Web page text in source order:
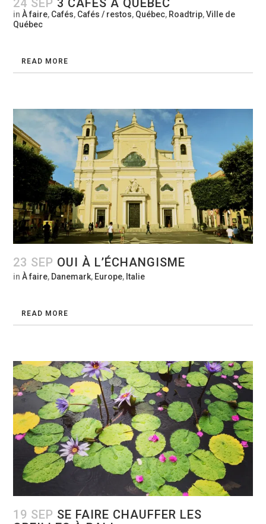
24 SEP 3 CAFÉS À QUÉBEC
inÀ faire, Cafés, Cafés / restos, Québec, Roadtrip,Ville de
Québec
READ MORE
23 SEP OUI À L’ÉCHANGISME
inÀ faire, Danemark, Europe, Italie
READ MORE
19 SEP SE FAIRE CHAUFFER LES